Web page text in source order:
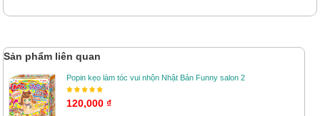
Sản phẩm liên quan
Popin kẹo làm tóc vui nhộn Nhật Bản Funny salon 2
120,000 ₫